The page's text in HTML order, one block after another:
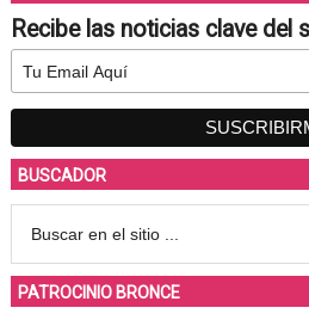
Recibe las noticias clave del
BUSCADOR
PATROCINIO BRONCE